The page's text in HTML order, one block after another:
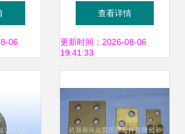
周窝
务辐
06
解 绝缘子、瓷瓶与
套管压盖帽的功能
查看详情
更新时间：2026-08-06
19:41:33